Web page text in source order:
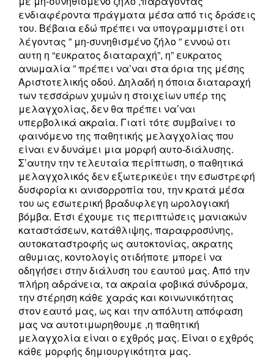
ενδιαφέροντα πράγματα μέσα από τις δράσεις
του. Βέβαια εδώ πρέπει να υπογραμμιστεί οτι
λέγοντας ” μη-συνηθισμένο ζήλο ” εννοώ οτι
αυτη η “ευκρατος διαταραχή”, η” ευκρατος
ανωμαλία ” πρέπει να’ναι στα όρια της μέσης
Αριστοτελικής οδού. Δηλαδή η όποια διαταραχή
των τεσσάρων χυμών η στοιχείων υπέρ της
μελαγχολίας, δεν θα πρέπει να’ναι
υπερβολικά ακραία. Γιατί τότε συμβαίνει το
φαινόμενο της παθητικής μελαγχολίας που
είναι εν δυνάμει μια μορφή αυτο-διάλυσης.
Σ’αυτην την τελευταία περίπτωση, ο παθητικά
μελαγχολικός δεν εξωτερικεύει την εσωστρεφή
δυσφορία κι ανισορροπία του, την κρατά μέσα
του ως εσωτερική βραδυφλεγη ωρολογιακή
βόμβα. Έτσι έχουμε τις περιπτώσεις μανιακών
καταστάσεων, κατάθλιψης, παραφροσύνης,
αυτοκαταστροφής ως αυτοκτονίας, ακρατης
αθυμιας, κοντολογίς οτιδήποτε μπορεί να
οδηγήσει στην διάλυση του εαυτού μας. Από την
πλήρη αδράνεια, τα ακραία φοβικά σύνδρομα,
την στέρηση κάθε χαράς και κοινωνικότητας
στον εαυτό μας, ως και την απόλυτη απόφαση
μας να αυτοτιμωρηθουμε ,η παθητική
μελαγχολία είναι ο εχθρός μας. Είναι ο εχθρός
κάθε μορφής δημιουργικότητα μας.